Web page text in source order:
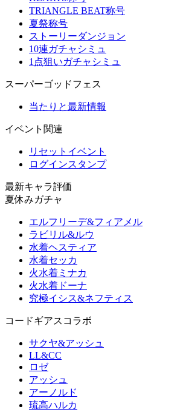
TRIANGLE BEAT称号
夏祭称号
ストーリーダンジョン
10連ガチャシミュ
1点狙いガチャシミュ
スーパーゴッドフェス
当たりと最新情報
イベント関連
リセットイベント
ログインスタンプ
最新キャラ評価
夏休みガチャ
エルフリーデ&フィアメル
ラビリル&ルウ
水着ヘスティア
水着セッカ
火水着ミナカ
火水着ドーナ
究極イシス&ネフティス
コードギアスコラボ
サクヤ&アッシュ
LL&CC
ロゼ
アッシュ
アーノルド
琉高ハルカ